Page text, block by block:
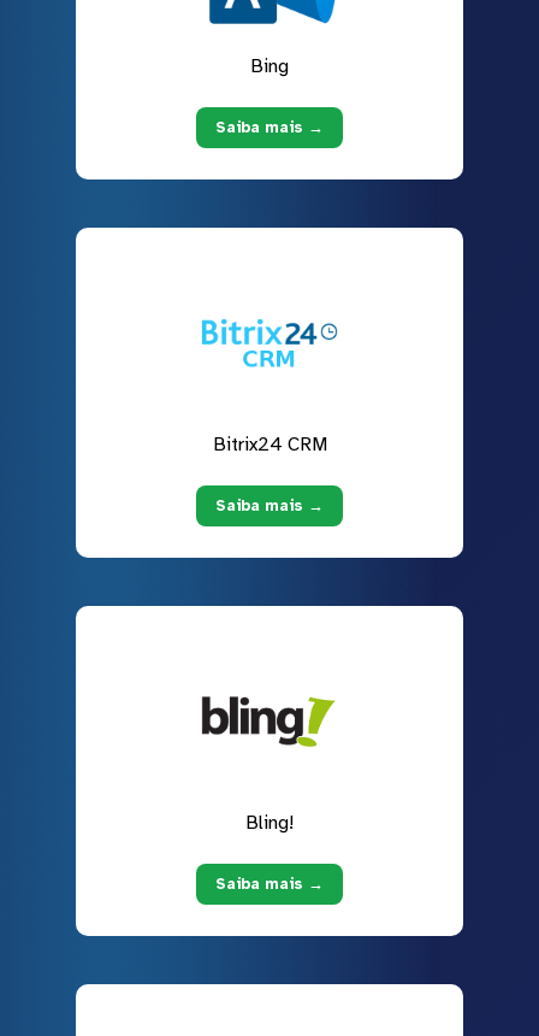
Bing
Saiba mais →
Bitrix24 CRM
Saiba mais →
Bling!
Saiba mais →